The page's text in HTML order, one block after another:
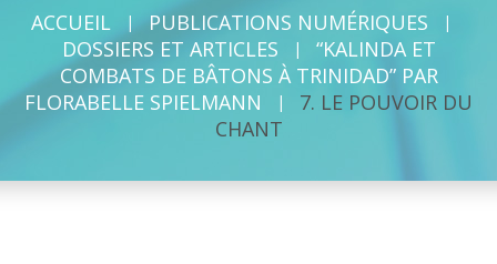
ACCUEIL
PUBLICATIONS NUMÉRIQUES
DOSSIERS ET ARTICLES
“KALINDA ET
COMBATS DE BÂTONS À TRINIDAD” PAR
FLORABELLE SPIELMANN
7. LE POUVOIR DU
CHANT